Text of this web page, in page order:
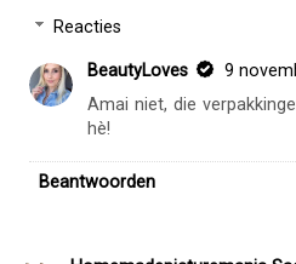
Reacties
BeautyLoves
9
Amai niet, die
hè!
Beantwoorden